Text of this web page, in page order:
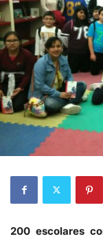
200 escolares